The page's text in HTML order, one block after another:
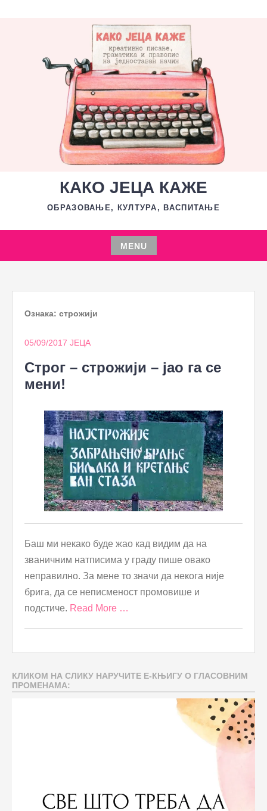
КАКО ЈЕЦА КАЖЕ
ОБРАЗОВАЊЕ, КУЛТУРА, ВАСПИТАЊЕ
MENU
Skip
content
Ознака: строжији
05/09/2017 ЈЕЦА
Строг – строжији – јао га се
мени!
Баш ми некако буде жао кад видим да на
званичним натписима у граду пише овако
неправилно. За мене то значи да некога није
брига, да се неписменост промовише и
подстиче. Read More …
КЛИКОМ НА СЛИКУ НАРУЧИТЕ Е-КЊИГУ О ГЛАСОВНИМ
ПРОМЕНАМА: